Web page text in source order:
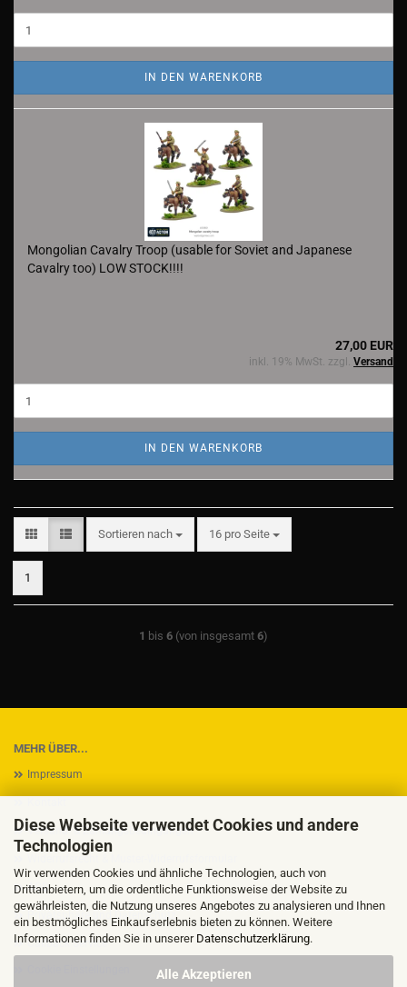
Diese Webseite verwendet Cookies und andere
Technologien
Wir verwenden Cookies und ähnliche Technologien, auch von
Drittanbietern, um die ordentliche Funktionsweise der Website zu
gewährleisten, die Nutzung unseres Angebotes zu analysieren und Ihnen
ein bestmögliches Einkaufserlebnis bieten zu können. Weitere
Informationen finden Sie in unserer Datenschutzerklärung.
Alle Akzeptieren
IN DEN WARENKORB
Mongolian Cavalry Troop (usable for Soviet and Japanese
Cavalry too) LOW STOCK!!!!
27,00 EUR
inkl. 19% MwSt. zzgl. Versand
IN DEN WARENKORB
Sortieren nach
Sortieren nach 16 pro Seite
pro Seite
1
1 bis 6 (von insgesamt 6)
MEHR ÜBER...
Impressum
Versand- & Zahlungsbedingungen
Widerrufsrecht & Muster-Widerrufsformular
AGB
Privatsphäre und Datenschutz
Callback Service